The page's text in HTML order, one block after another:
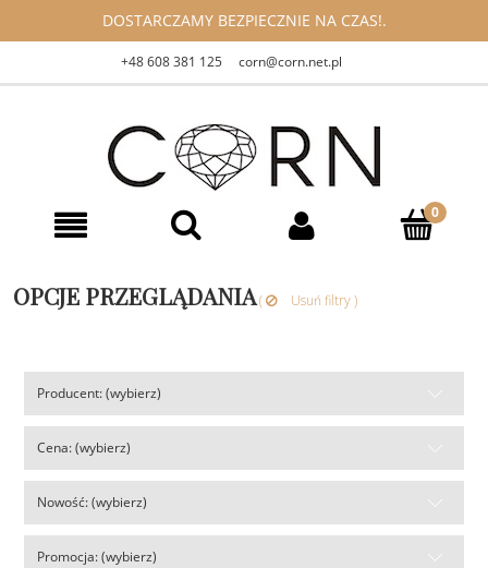
DOSTARCZAMY BEZPIECZNIE NA CZAS!.
+48 608 381 125 corn@corn.net.pl
OPCJE PRZEGLĄDANIA( Usuń filtry )
Producent: (wybierz)
Cena: (wybierz)
Nowość: (wybierz)
Promocja: (wybierz)